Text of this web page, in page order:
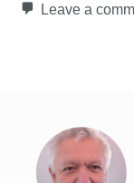
Leave a